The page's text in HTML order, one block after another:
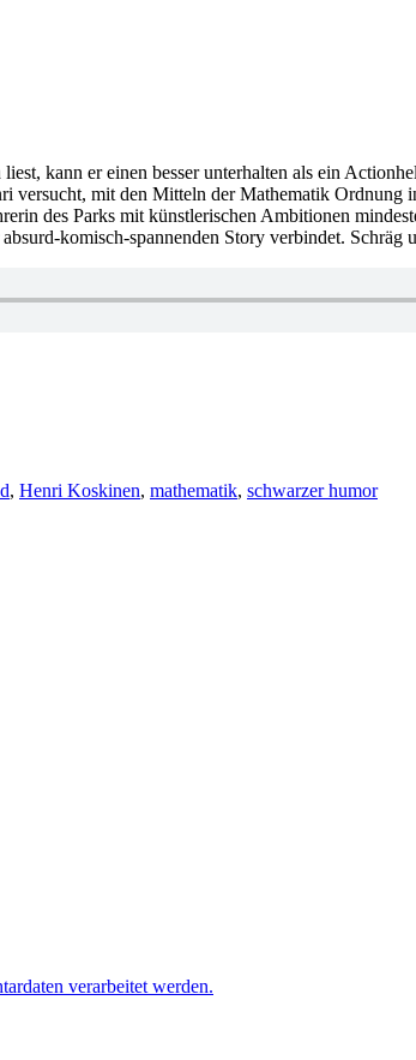
kann er einen besser unterhalten als ein
mit den Mitteln der Mathematik Ordnung
des Parks mit künstlerischen Ambitionen
komisch-spannenden Story verbindet. Schräg
, Henri Koskinen, mathematik, schwarzer humor
verarbeitet werden.